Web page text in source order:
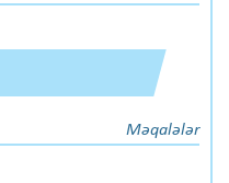
Məqalələr